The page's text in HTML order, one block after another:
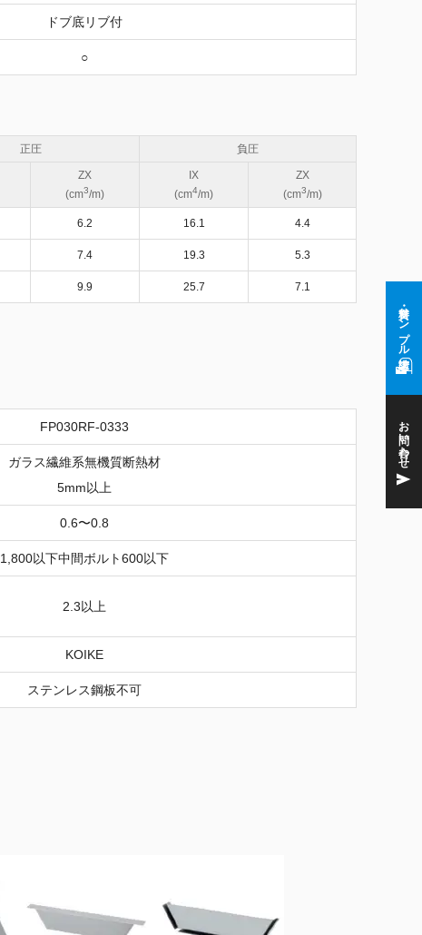
資料・サンプル請求
お問い合わせ
ドブ底リブ付
○
正圧 負圧
ZX
(cm3/m)
IX
(cm4/m)
ZX
(cm3/m)
6.2 16.1 4.4
7.4 19.3 5.3
9.9 25.7 7.1
FP030RF-0333
ガラス繊維系無機質断熱材
5mm以上
0.6〜0.8
1,800以下中間ボルト600以下
2.3以上
KOIKE
ステンレス鋼板不可